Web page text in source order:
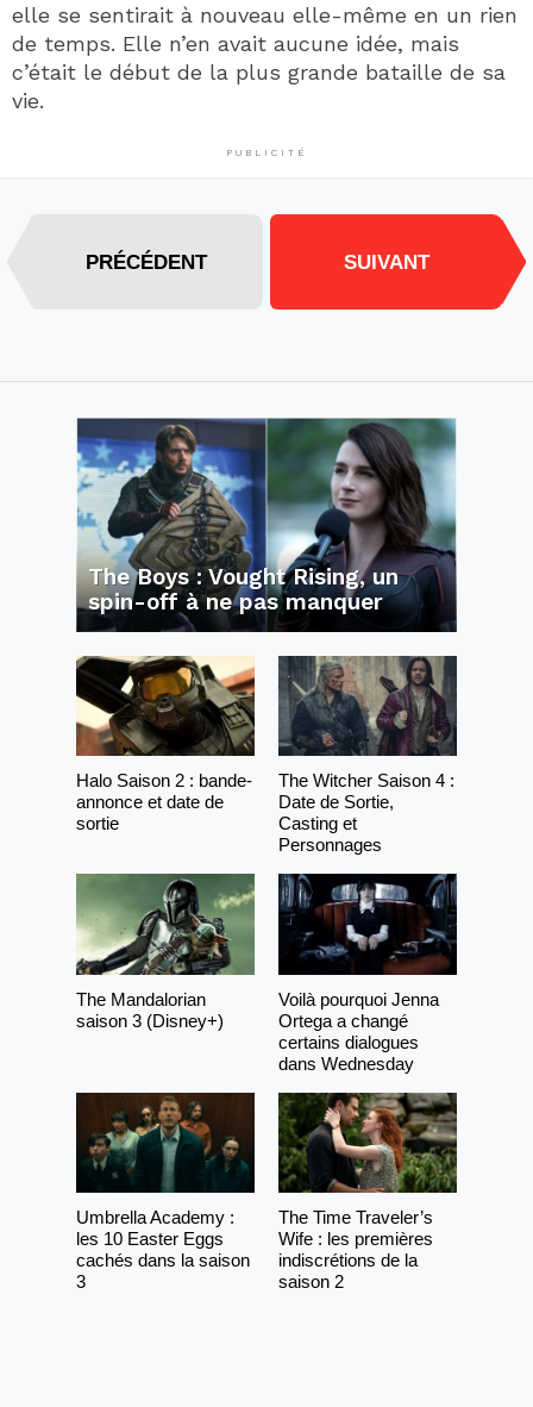
elle se sentirait à nouveau elle-même en un rien
de temps. Elle n’en avait aucune idée, mais
c’était le début de la plus grande bataille de sa
vie.
PUBLICITÉ
PRÉCÉDENT SUIVANT
The Boys : Vought Rising, un
spin-off à ne pas manquer
Halo Saison 2 : bande-
annonce et date de
sortie
The Witcher Saison 4 :
Date de Sortie,
Casting et
Personnages
The Mandalorian
saison 3 (Disney+)
Voilà pourquoi Jenna
Ortega a changé
certains dialogues
dans Wednesday
Umbrella Academy :
les 10 Easter Eggs
cachés dans la saison
3
The Time Traveler’s
Wife : les premières
indiscrétions de la
saison 2